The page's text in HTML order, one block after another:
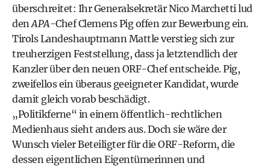
überschreitet: Ihr Generalsekretär Nico Marchetti lud
denAPA-Chef Clemens Pig offen zur Bewerbung ein.
Tirols Landeshauptmann Mattle verstieg sich zur
treuherzigen Feststellung, dass ja letztendlich der
Kanzler über den neuen ORF-Chef entscheide. Pig,
zweifellos ein überaus geeigneter Kandidat, wurde
damit gleich vorab beschädigt.
„Politikferne“ in einem öffentlich-rechtlichen
Medienhaus sieht anders aus. Doch sie wäre der
Wunsch vieler Beteiligter für die ORF-Reform, die
dessen eigentlichen Eigentümerinnen und